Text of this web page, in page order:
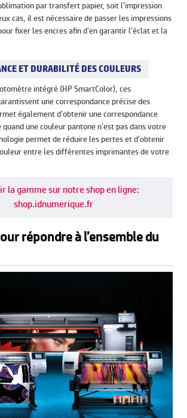
par transfert papier, soit l’impression
cas, il est nécessaire de passer les impressions
fixer les encres afin d’en garantir l’éclat et la
ET DURABILITÉ DES COULEURS
intégré (HP SmartColor), ces
une correspondance précise des
également d’obtenir une correspondance
une couleur pantone n’est pas dans votre
permet de réduire les pertes et d’obtenir
entre les différentes imprimantes de votre
la gamme sur notre shop en ligne:
shop.idnumerique.fr
répondre à l’ensemble du